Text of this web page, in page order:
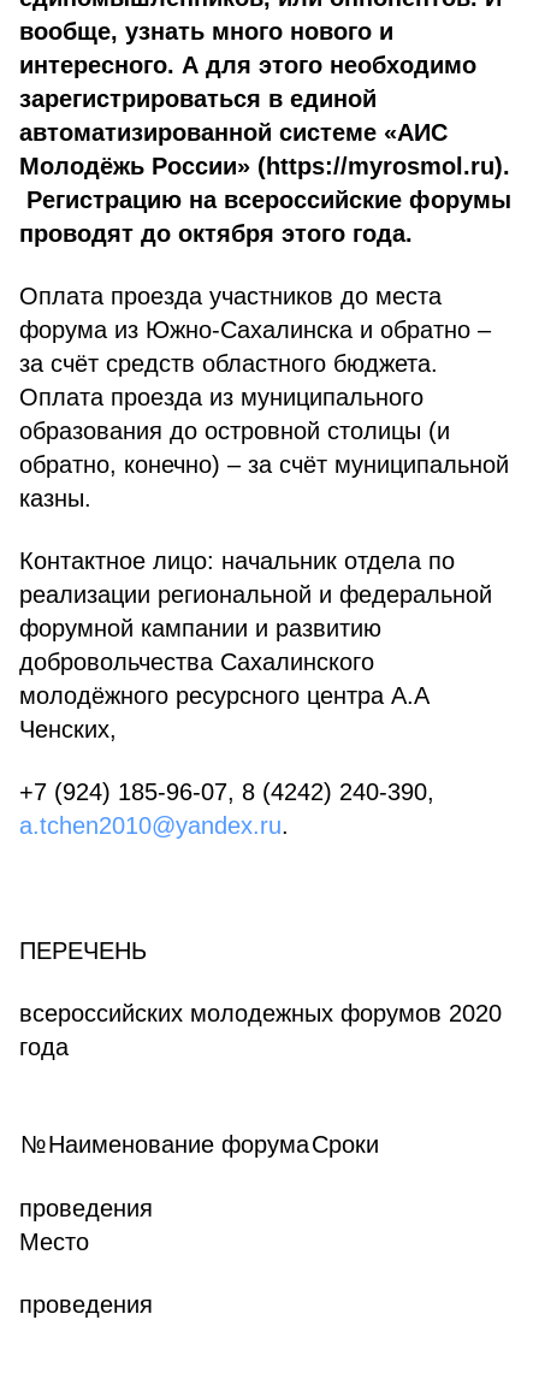
вообще, узнать много нового и
интересного. А для этого необходимо
зарегистрироваться в единой
автоматизированной системе «АИС
Молодёжь России» (https://myrosmol.ru).
Регистрацию на всероссийские форумы
проводят до октября этого года.
Оплата проезда участников до места
форума из Южно-Сахалинска и обратно –
за счёт средств областного бюджета.
Оплата проезда из муниципального
образования до островной столицы (и
обратно, конечно) – за счёт муниципальной
казны.
Контактное лицо: начальник отдела по
реализации региональной и федеральной
форумной кампании и развитию
добровольчества Сахалинского
молодёжного ресурсного центра А.А
Ченских,
+7 (924) 185-96-07, 8 (4242) 240-390,
a.tchen2010@yandex.ru.
ПЕРЕЧЕНЬ
всероссийских молодежных форумов 2020
года
№Наименование форумаСроки
проведения
Место
проведения